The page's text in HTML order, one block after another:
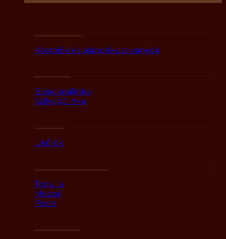
Kóstolók és ajándékutalványok
Barackpálinka
Szilvapálinka
Likőrök
Tequila
Mezcal
Pisco